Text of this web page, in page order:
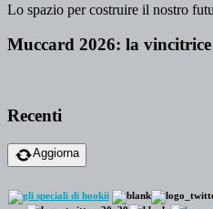
Lo spazio per costruire il nostro
Muccard 2026: la vincitrice
Recenti
Aggiorna